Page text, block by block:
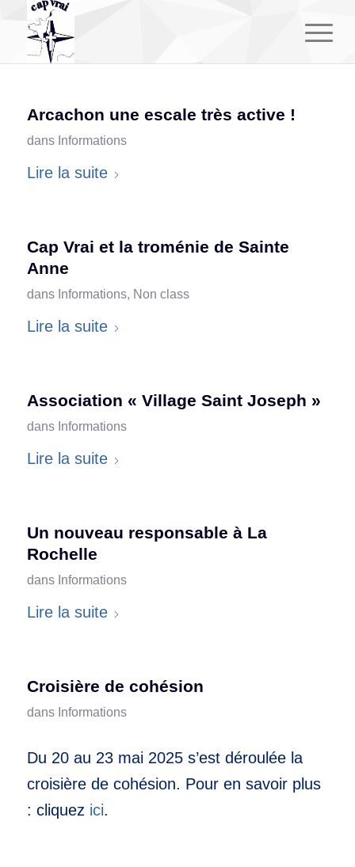
Arcachon une escale très active !
dans Informations
Lire la suite
Cap Vrai et la troménie de Sainte
Anne
dans Informations, Non class
Lire la suite
Association « Village Saint Joseph »
dans Informations
Lire la suite
Un nouveau responsable à La
Rochelle
dans Informations
Lire la suite
Croisière de cohésion
dans Informations
Du 20 au 23 mai 2025 s’est déroulée la
croisière de cohésion. Pour en savoir plus
: cliquez ici.